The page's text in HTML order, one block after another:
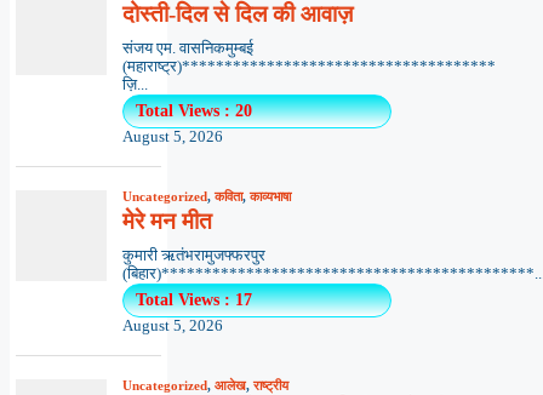
दोस्ती-दिल से दिल की आवाज़
संजय एम. वासनिकमुम्बई
(महाराष्ट्र)*************************************
ज़ि...
Total Views : 20
August 5, 2026
Uncategorized,कविता,काव्यभाषा
मेरे मन मीत
कुमारी ऋतंभरामुजफ्फरपुर
Total Views : 17
August 5, 2026
Uncategorized, आलेख,राष्ट्रीय